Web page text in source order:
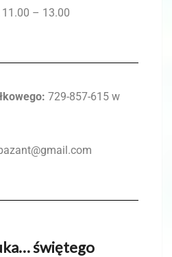
– 13.00
729-857-615 w
świętego